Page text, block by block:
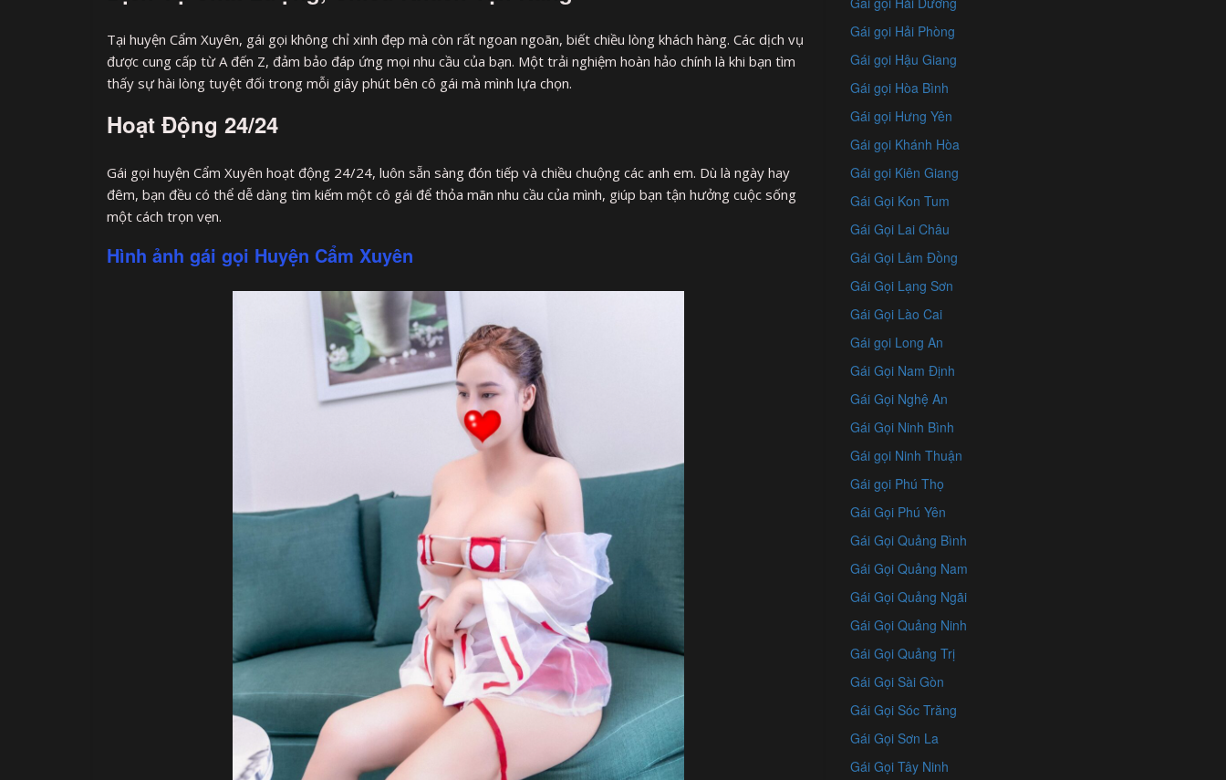
Tại huyện Cẩm Xuyên, gái gọi không chỉ xinh đẹp mà còn rất ngoan ngoãn, biết chiều lòng khách hàng. Các dịch vụ
được cung cấp từ A đến Z, đảm bảo đáp ứng mọi nhu cầu của bạn. Một trải nghiệm hoàn hảo chính là khi bạn tìm
thấy sự hài lòng tuyệt đối trong mỗi giây phút bên cô gái mà mình lựa chọn.
Hoạt Động 24/24
Gái gọi huyện Cẩm Xuyên hoạt động 24/24, luôn sẵn sàng đón tiếp và chiều chuộng các anh em. Dù là ngày hay
đêm, bạn đều có thể dễ dàng tìm kiếm một cô gái để thỏa mãn nhu cầu của mình, giúp bạn tận hưởng cuộc sống
một cách trọn vẹn.
Hình ảnh gái gọi Huyện Cẩm Xuyên
Gái gọi Hải Phòng
Gái gọi Hậu Giang
Gái gọi Hòa Bình
Gái gọi Hưng Yên
Gái gọi Khánh Hòa
Gái gọi Kiên Giang
Gái Gọi Kon Tum
Gái Gọi Lai Châu
Gái Gọi Lâm Đồng
Gái Gọi Lạng Sơn
Gái Gọi Lào Cai
Gái gọi Long An
Gái Gọi Nam Định
Gái Gọi Nghệ An
Gái Gọi Ninh Bình
Gái gọi Ninh Thuận
Gái gọi Phú Thọ
Gái Gọi Phú Yên
Gái Gọi Quảng Bình
Gái Gọi Quảng Nam
Gái Gọi Quảng Ngãi
Gái Gọi Quảng Ninh
Gái Gọi Quảng Trị
Gái Gọi Sài Gòn
Gái Gọi Sóc Trăng
Gái Gọi Sơn La
Gái Gọi Tây Ninh